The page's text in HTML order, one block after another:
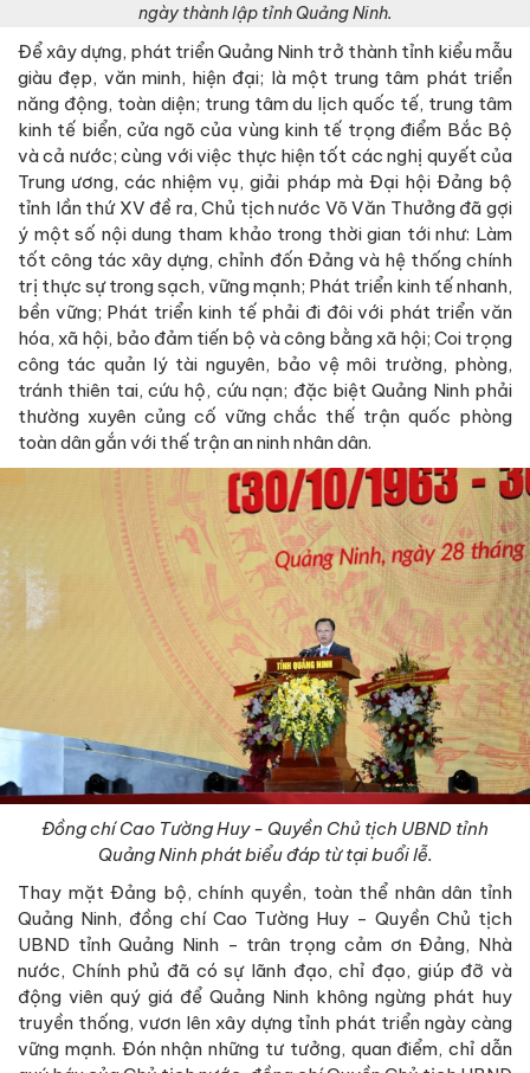
ngày thành lập tỉnh Quảng Ninh.
Để xây dựng, phát triển Quảng Ninh trở thành tỉnh kiểu mẫu
giàu đẹp, văn minh, hiện đại; là một trung tâm phát triển
năng động, toàn diện; trung tâm du lịch quốc tế, trung tâm
kinh tế biển, cửa ngõ của vùng kinh tế trọng điểm Bắc Bộ
và cả nước; cùng với việc thực hiện tốt các nghị quyết của
Trung ương, các nhiệm vụ, giải pháp mà Đại hội Đảng bộ
tỉnh lần thứ XV đề ra, Chủ tịch nước Võ Văn Thưởng đã gợi
ý một số nội dung tham khảo trong thời gian tới như: Làm
tốt công tác xây dựng, chỉnh đốn Đảng và hệ thống chính
trị thực sự trong sạch, vững mạnh; Phát triển kinh tế nhanh,
bền vững; Phát triển kinh tế phải đi đôi với phát triển văn
hóa, xã hội, bảo đảm tiến bộ và công bằng xã hội; Coi trọng
công tác quản lý tài nguyên, bảo vệ môi trường, phòng,
tránh thiên tai, cứu hộ, cứu nạn; đặc biệt Quảng Ninh phải
thường xuyên củng cố vững chắc thế trận quốc phòng
toàn dân gắn với thế trận an ninh nhân dân.
Đồng chí Cao Tường Huy - Quyền Chủ tịch UBND tỉnh
Quảng Ninh phát biểu đáp từ tại buổi lễ.
Thay mặt Đảng bộ, chính quyền, toàn thể nhân dân tỉnh
Quảng Ninh, đồng chí Cao Tường Huy - Quyền Chủ tịch
UBND tỉnh Quảng Ninh - trân trọng cảm ơn Đảng, Nhà
nước, Chính phủ đã có sự lãnh đạo, chỉ đạo, giúp đỡ và
động viên quý giá để Quảng Ninh không ngừng phát huy
truyền thống, vươn lên xây dựng tỉnh phát triển ngày càng
vững mạnh. Đón nhận những tư tưởng, quan điểm, chỉ dẫn